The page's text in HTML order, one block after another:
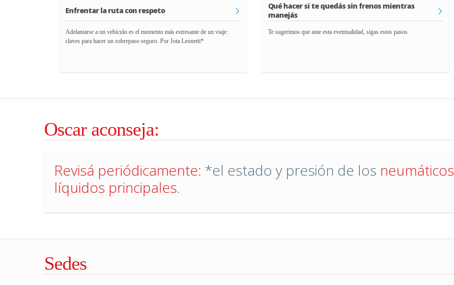
Enfrentar la ruta con respeto
Adelantarse a un vehículo es el momento más estresante de un viaje:
claves para hacer un sobrepaso seguro. Por Jota Leonetti*
Qué hacer si te quedás sin frenos mientras
manejás
Te sugerimos que ante esta eventualidad, sigas estos pasos.
Oscar aconseja:
Revisá periódicamente: *el estado y presión de los neumáticos
líquidos principales.
Sedes